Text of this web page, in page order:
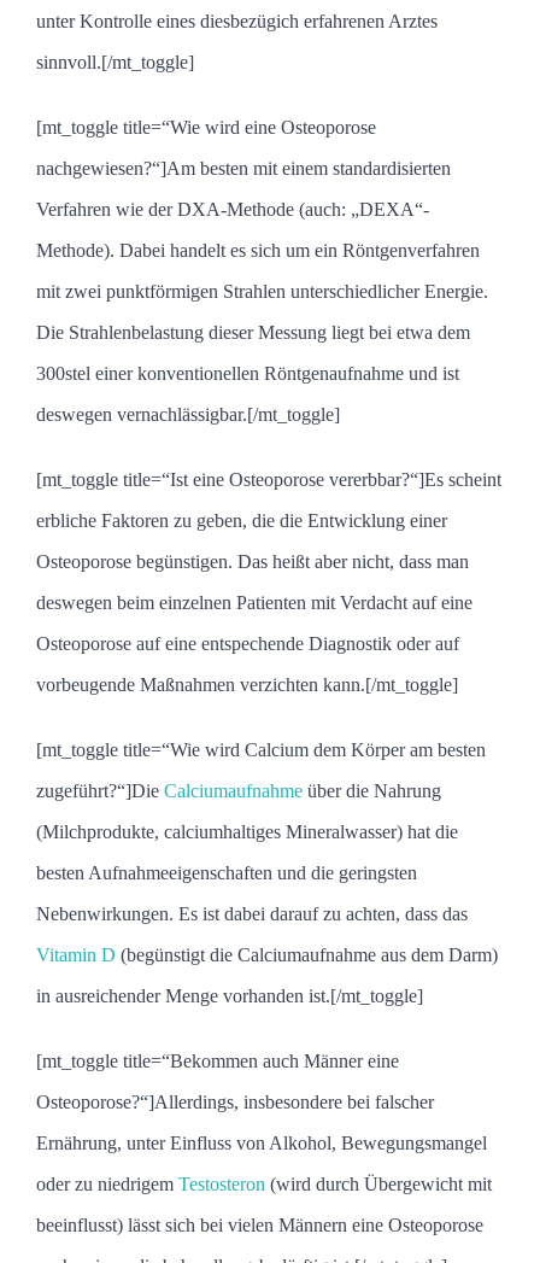
unter Kontrolle eines diesbezügich erfahrenen Arztes
sinnvoll.[/mt_toggle]
[mt_toggle title=“Wie wird eine Osteoporose
nachgewiesen?“]Am besten mit einem standardisierten
Verfahren wie der DXA-Methode (auch: „DEXA“-
Methode). Dabei handelt es sich um ein Röntgenverfahren
mit zwei punktförmigen Strahlen unterschiedlicher Energie.
Die Strahlenbelastung dieser Messung liegt bei etwa dem
300stel einer konventionellen Röntgenaufnahme und ist
deswegen vernachlässigbar.[/mt_toggle]
[mt_toggle title=“Ist eine Osteoporose vererbbar?“]Es scheint
erbliche Faktoren zu geben, die die Entwicklung einer
Osteoporose begünstigen. Das heißt aber nicht, dass man
deswegen beim einzelnen Patienten mit Verdacht auf eine
Osteoporose auf eine entspechende Diagnostik oder auf
vorbeugende Maßnahmen verzichten kann.[/mt_toggle]
[mt_toggle title=“Wie wird Calcium dem Körper am besten
zugeführt?“]Die Calciumaufnahme über die Nahrung
(Milchprodukte, calciumhaltiges Mineralwasser) hat die
besten Aufnahmeeigenschaften und die geringsten
Nebenwirkungen. Es ist dabei darauf zu achten, dass das
Vitamin D (begünstigt die Calciumaufnahme aus dem Darm)
in ausreichender Menge vorhanden ist.[/mt_toggle]
[mt_toggle title=“Bekommen auch Männer eine
Osteoporose?“]Allerdings, insbesondere bei falscher
Ernährung, unter Einfluss von Alkohol, Bewegungsmangel
oder zu niedrigem Testosteron (wird durch Übergewicht mit
beeinflusst) lässt sich bei vielen Männern eine Osteoporose